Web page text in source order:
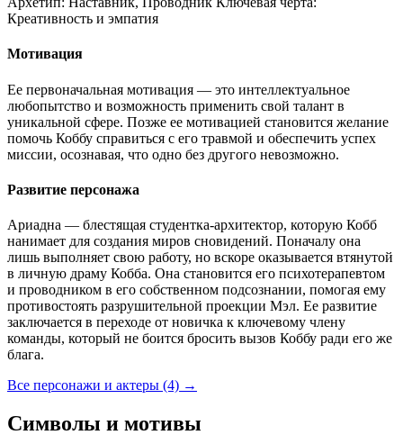
Креативность и эмпатия
Мотивация
Ее первоначальная мотивация — это интеллектуальное
любопытство и возможность применить свой талант в
уникальной сфере. Позже ее мотивацией становится желание
помочь Коббу справиться с его травмой и обеспечить успех
миссии, осознавая, что одно без другого невозможно.
Развитие персонажа
Ариадна — блестящая студентка-архитектор, которую Кобб
нанимает для создания миров сновидений. Поначалу она
лишь выполняет свою работу, но вскоре оказывается втянутой
в личную драму Кобба. Она становится его психотерапевтом
и проводником в его собственном подсознании, помогая ему
противостоять разрушительной проекции Мэл. Ее развитие
заключается в переходе от новичка к ключевому члену
команды, который не боится бросить вызов Коббу ради его же
блага.
Все персонажи и актеры (4) →
Символы и мотивы